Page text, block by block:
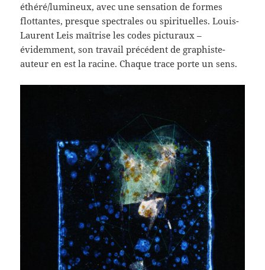
éthéré/lumineux, avec une sensation de formes
flottantes, presque spectrales ou spirituelles. Louis-
Laurent Leis maîtrise les codes picturaux –
évidemment, son travail précédent de graphiste-
auteur en est la racine. Chaque trace porte un sens.